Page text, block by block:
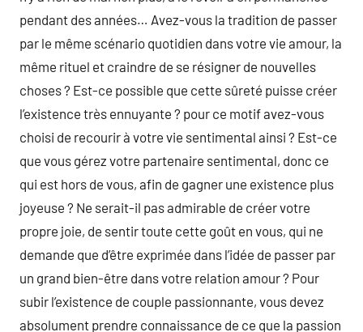
pendant des années… Avez-vous la tradition de passer
par le même scénario quotidien dans votre vie amour, la
même rituel et craindre de se résigner de nouvelles
choses ? Est-ce possible que cette sûreté puisse créer
l’existence très ennuyante ? pour ce motif avez-vous
choisi de recourir à votre vie sentimental ainsi ? Est-ce
que vous gérez votre partenaire sentimental, donc ce
qui est hors de vous, afin de gagner une existence plus
joyeuse ? Ne serait-il pas admirable de créer votre
propre joie, de sentir toute cette goût en vous, qui ne
demande que d’être exprimée dans l’idée de passer par
un grand bien-être dans votre relation amour ? Pour
subir l’existence de couple passionnante, vous devez
absolument prendre connaissance de ce que la passion